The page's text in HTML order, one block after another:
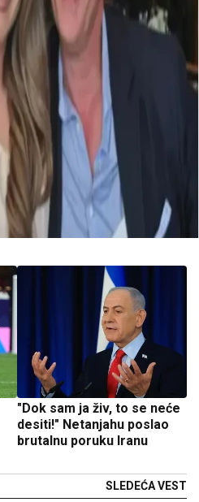
"Dok sam ja živ, to se neće
desiti!" Netanjahu poslao
brutalnu poruku Iranu
SLEDEĆA VEST